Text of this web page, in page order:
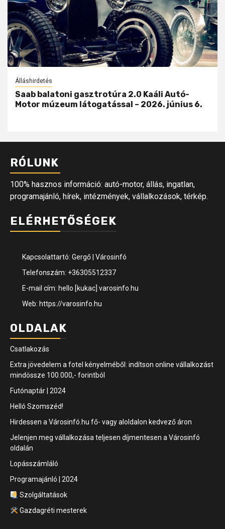
Álláshirdetés
Saab balatoni gasztrotúra 2.0 Kaáli Autó-
Motor múzeum látogatással – 2026. június 6.
RÓLUNK
100% hasznos információ: autó-motor, állás, ingatlan,
programajánló, hírek, intézmények, vállalkozások, térkép.
ELÉRHETŐSÉGEK
Kapcsolattartó: Gergő | Városinfó
Telefonszám: +36305512337
E-mail cím: hello [kukac] varosinfo.hu
Web: https://varosinfo.hu
OLDALAK
Csatlakozás
Extra jövedelem a fotel kényelméből: indítson online vállalkozást
mindössze 100.000,- forintból
Futónaptár | 2024
Helló Szomszéd!
Hirdessen a Városinfó.hu fő- vagy aloldalon kedvező áron
Jelenjen meg vállalkozása teljesen díjmentesen a Városinfó
oldalán
Lopásszámláló
Programajánló | 2024
Szolgáltatások
Gazdagréti mesterek